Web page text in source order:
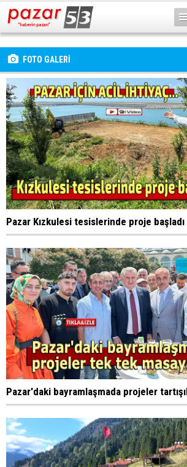
FOTO GALERİ
Pazar Kızkulesi tesislerinde proje başladı
Pazar'daki bayramlaşmada projeler